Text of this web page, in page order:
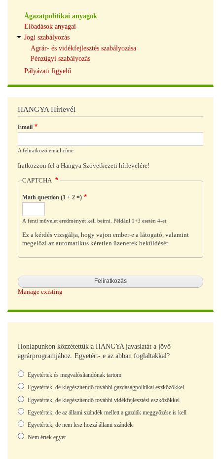
navigáció
Ágazatpolitikai anyagok
Előadások anyagai
Jogi szabályozás
Agrár- és vidékfejlesztés szabályozása
Pénzügyi szabályozás
Pályázati figyelő
HANGYA Hírlevél
Email
A feliratkozó email címe.
Iratkozzon fel a Hangya Szövetkezeti hírlevelére!
CAPTCHA
Math question (1 + 2 =)
A fenti művelet eredményét kell beírni. Például 1+3 esetén 4-et.
Ez a kérdés vizsgálja, hogy vajon ember-e a látogató, valamint
megelőzi az automatikus kéretlen üzenetek beküldését.
Manage existing
Honlapunkon közzétettük a HANGYA javaslatát a jövő
agrárprogramjához. Egyetért- e az abban foglaltakkal?
Választások
Egyetértek és megvalósítandónak tartom
Egyetértek, de kiegészítendő további gazdaságpolitikai eszközökkel
Egyetértek, de kiegészítendő további vidékfejlesztési eszközökkel
Egyetértek, de az állami szándék mellett a gazdák meggyőzése is kell
Egyetértek, de nem lesz hozzá állami szándék
Nem értek egyet